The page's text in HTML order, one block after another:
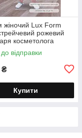
жіночий Lux Form
рожевий
косметолога
відправки
₴
Купити